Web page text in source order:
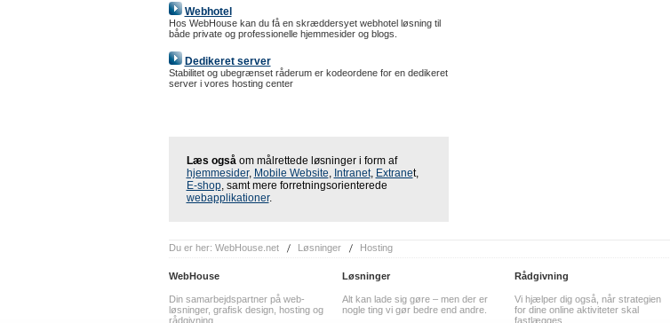
Webhotel
Hos WebHouse kan du få en skræddersyet webhotel løsning til
både private og professionelle hjemmesider og blogs.
Dedikeret server
Stabilitet og ubegrænset råderum er kodeordene for en dedikeret
server i vores hosting center
Læs ogsåom målrettede løsninger i form af
hjemmesider, Mobile Website, Intranet, Extranet,
E-shop, samt mere forretningsorienterede
webapplikationer.
Du er her: WebHouse.net Løsninger Hosting
WebHouse
Din samarbejdspartner på web-
løsninger, grafisk design, hosting og
rådgivning.
Løsninger
Alt kan lade sig gøre – men der er
nogle ting vi gør bedre end andre.
Rådgivning
Vi hjælper dig også, når strategien
for dine online aktiviteter skal
fastlægges.